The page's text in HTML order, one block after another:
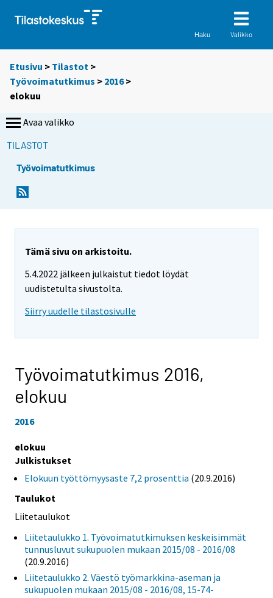
Haku Valikko
Etusivu > Tilastot >
Työvoimatutkimus > 2016>
elokuu
Avaa valikko
TILASTOT
Työvoimatutkimus
Tämä sivu on arkistoitu.
5.4.2022 jälkeen julkaistut tiedot löydät
uudistetulta sivustolta.
Siirry uudelle tilastosivulle
Työvoimatutkimus 2016,
elokuu
2016
elokuu
Julkistukset
Elokuun työttömyysaste 7,2 prosenttia (20.9.2016)
Taulukot
Liitetaulukot
Liitetaulukko 1. Työvoimatutkimuksen keskeisimmät
tunnusluvut sukupuolen mukaan 2015/08 - 2016/08
(20.9.2016)
Liitetaulukko 2. Väestö työmarkkina-aseman ja
sukupuolen mukaan 2015/08 - 2016/08, 15-74-